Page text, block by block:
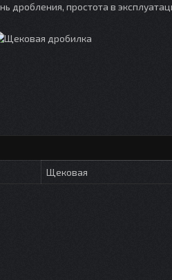
дробления, простота в
Щековая